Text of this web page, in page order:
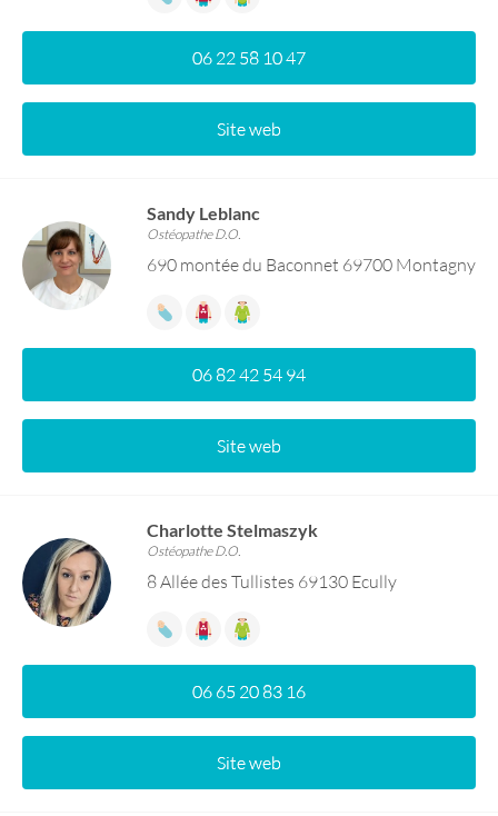
06 22 58 10 47
Site web
Sandy Leblanc
Ostéopathe D.O.
690 montée du Baconnet 69700 Montagny
06 82 42 54 94
Site web
Charlotte Stelmaszyk
Ostéopathe D.O.
8 Allée des Tullistes 69130 Ecully
06 65 20 83 16
Site web